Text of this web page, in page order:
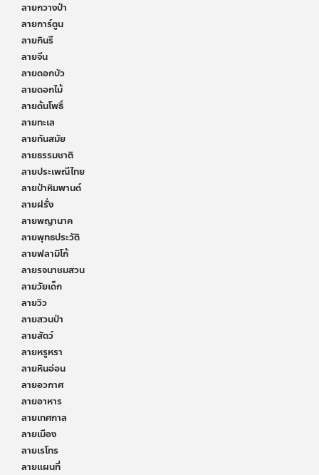
ลายกวางป่า
ลายการ์ตูน
ลายกินรี
ลายจีน
ลายดอกบัว
ลายดอกไม้
ลายต้นโพธิ์
ลายทะเล
ลายทันสมัย
ลายธรรมชาติ
ลายประเพณีไทย
ลายป่าหิมพานต์
ลายฝรั่ง
ลายพญานาค
ลายพุทธประวัติ
ลายฟลามิโก้
ลายรจนาชมสวน
ลายวัยเด็ก
ลายวิว
ลายสวนป่า
ลายสัตว์
ลายหรูหรา
ลายหินอ่อน
ลายอวกาศ
ลายอาหาร
ลายเทศกาล
ลายเมือง
ลายเรโทร
ลายแผนที่